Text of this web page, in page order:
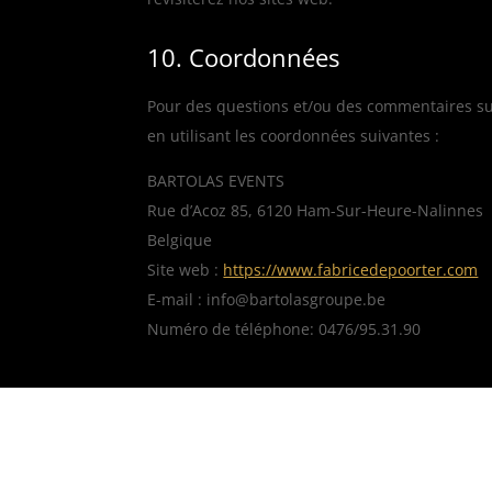
10. Coordonnées
Pour des questions et/ou des commentaires
en utilisant les coordonnées suivantes :
BARTOLAS EVENTS
Rue d’Acoz 85, 6120 Ham-Sur-Heure-Nalinnes
Belgique
Site web : https://www.fabricedepoorter.com
E-mail : eb.epuorgsalotrab@ofni
Numéro de téléphone: 0476/95.31.90